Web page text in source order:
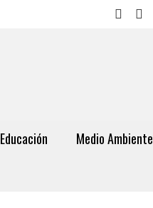
Educación
Medio Ambiente